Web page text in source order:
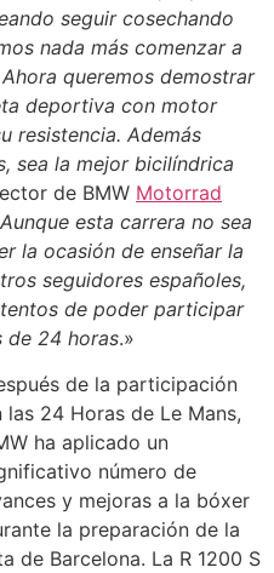
seguir cosechando
nada más comenzar a
queremos demostrar
deportiva con motor
resistencia. Además
sea la mejor bicilíndrica
de BMW Motorrad
Aunque esta carrera no sea
la ocasión de enseñar la
seguidores españoles,
de poder participar
de 24 horas.»
de la participación
las 24 Horas de Le Mans,
ha aplicado un
número de
y mejoras a la bóxer
la preparación de la
de Barcelona. La R 1200 S